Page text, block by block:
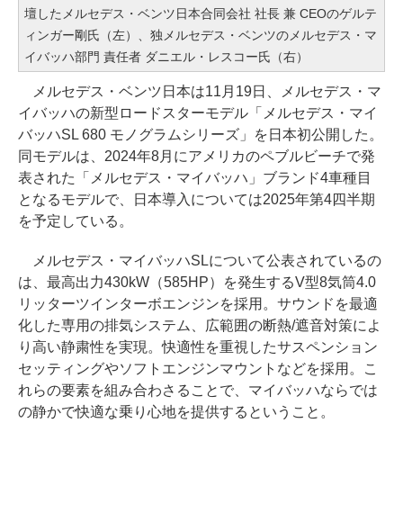
壇したメルセデス・ベンツ日本合同会社 社長 兼 CEOのゲルテ
ィンガー剛氏（左）、独メルセデス・ベンツのメルセデス・マ
イバッハ部門 責任者 ダニエル・レスコー氏（右）
メルセデス・ベンツ日本は11月19日、メルセデス・マ
イバッハの新型ロードスターモデル「メルセデス・マイ
バッハSL 680 モノグラムシリーズ」を日本初公開した。
同モデルは、2024年8月にアメリカのペブルビーチで発
表された「メルセデス・マイバッハ」ブランド4車種目
となるモデルで、日本導入については2025年第4四半期
を予定している。
メルセデス・マイバッハSLについて公表されているの
は、最高出力430kW（585HP）を発生するV型8気筒4.0
リッターツインターボエンジンを採用。サウンドを最適
化した専用の排気システム、広範囲の断熱/遮音対策によ
り高い静粛性を実現。快適性を重視したサスペンション
セッティングやソフトエンジンマウントなどを採用。こ
れらの要素を組み合わさることで、マイバッハならでは
の静かで快適な乗り心地を提供するということ。